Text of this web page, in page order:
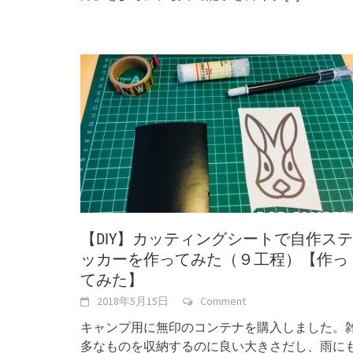
【DIY】カッティングシートで自作ステ
ッカーを作ってみた（９工程）【作っ
てみた】
2018年5月15日 Comment
キャンプ用に無印のコンテナを購入しました。
多なものを収納するのに良い大きさだし、雨に